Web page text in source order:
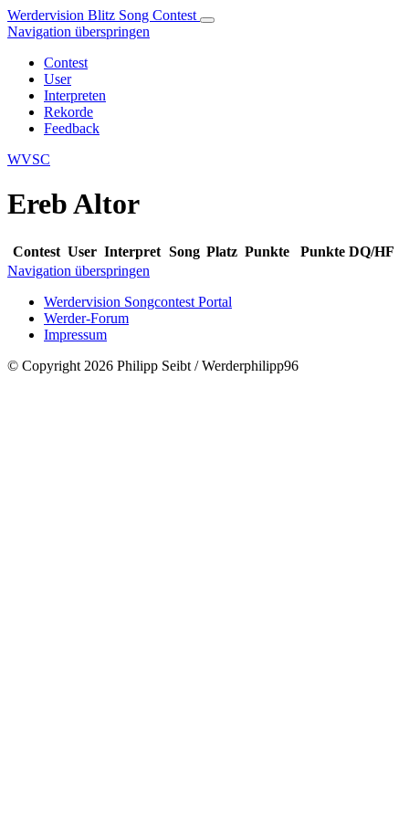
Werdervision Blitz Song Contest
Navigation überspringen
Contest
User
Interpreten
Rekorde
Feedback
WVSC
Ereb Altor
Contest User Interpret Song Platz Punkte
Punkte DQ/HF
Navigation überspringen
Werdervision Songcontest Portal
Werder-Forum
Impressum
© Copyright 2026 Philipp Seibt / Werderphilipp96